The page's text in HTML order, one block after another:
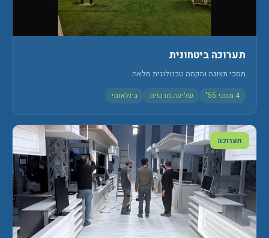
תערוכה ביטחונית
מסכי תצוגה והקמה טכנולוגית מלאה
4 מסכי 55" שליטה מרכזית בינלאומי
תערוכה